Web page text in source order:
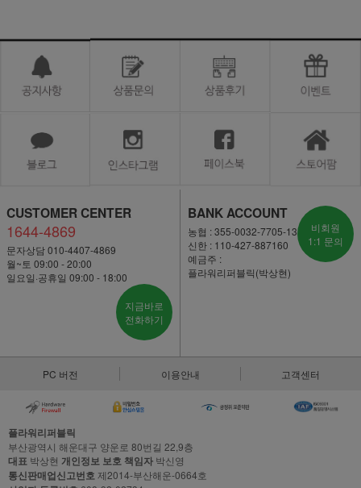
CUSTOMER CENTER
1644-4869
문자상담 010-4407-4869
월~토 09:00 - 20:00
일요일·공휴일 09:00 - 18:00
지금바로
전화하기
BANK ACCOUNT
농협 : 355-0032-7705-13
신한 : 110-427-887160
예금주 :
플라워리퍼블릭(박상현)
비회원
1:1 문의
PC 버전 이용안내 고객센터
플라워리퍼블릭
부산광역시 해운대구 양운로 80번길 22,9층
대표 박상현 개인정보 보호 책임자 박신영
통신판매업신고번호제2014-부산해운-0664호